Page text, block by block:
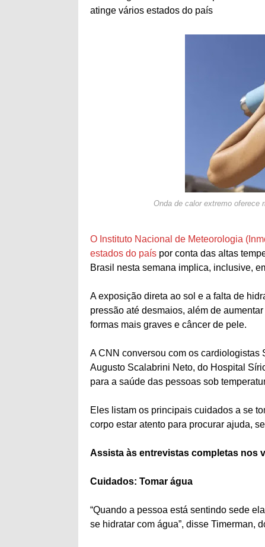
atinge vários estados do país
Onda de calor extremo
O Instituto Nacional de Meteorologia
estados do país por conta das altas
Brasil nesta semana implica, inclusive,
A exposição direta ao sol e a falta de
pressão até desmaios, além de
formas mais graves e câncer de pele.
A CNN conversou com os cardiologistas
Augusto Scalabrini Neto, do Hospital
para a saúde das pessoas sob
Eles listam os principais cuidados a se
corpo estar atento para procurar ajuda,
Assista às entrevistas completas nos
Cuidados: Tomar água
“Quando a pessoa está sentindo sede
se hidratar com água”, disse Timerman,